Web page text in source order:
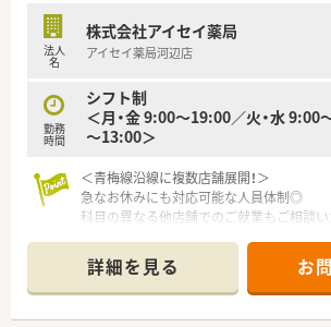
法人
名
株式会社アイセイ薬局
アイセイ薬局河辺店
勤務
時間
シフト制
＜月・金 9:00～19:00／火・水
～13:00＞
＜青梅線沿線に複数店舗展開！＞
急なお休みにも対応可能な人員体制◎
科目の異なる他店舗でのご就業もご相談い
大手ならではの充実の教育・研修制度をご用
新卒採用も積極的に実施しています♪
調剤未経験の方や、ブランクから復帰さ
局です。
詳細を見る お